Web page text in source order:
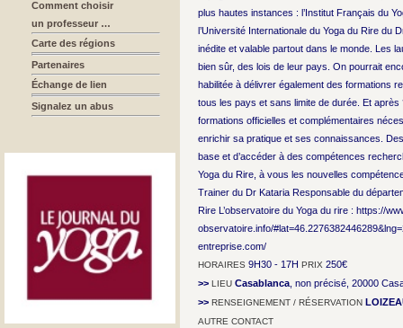
Comment choisir
un professeur …
Carte des régions
Partenaires
Échange de lien
Signalez un abus
plus hautes instances : l’Institut Français du
l’Université Internationale du Yoga du Rire du
inédite et valable partout dans le monde. Les
bien sûr, des lois de leur pays. On pourrait
habilitée à délivrer également des formations
tous les pays et sans limite de durée. Et
formations officielles et complémentaires
enrichir sa pratique et ses connaissances.
base et d’accéder à des compétences
Yoga du Rire, à vous les nouvelles
Trainer du Dr Kataria Responsable du
Rire L’observatoire du Yoga du rire : https://
observatoire.info/
entreprise.com/
HORAIRES 9H30 - 17H PRIX 250€
>> LIEU Casablanca , non précisé, 20000
>> RENSEIGNEMENT / RÉSERVATION
AUTRE CONTACT